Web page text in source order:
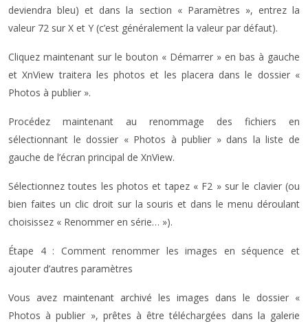
deviendra bleu) et dans la section « Paramètres », entrez la
valeur 72 sur X et Y (c’est généralement la valeur par défaut).
Cliquez maintenant sur le bouton « Démarrer » en bas à gauche
et XnView traitera les photos et les placera dans le dossier «
Photos à publier ».
Procédez maintenant au renommage des fichiers en
sélectionnant le dossier « Photos à publier » dans la liste de
gauche de l’écran principal de XnView.
Sélectionnez toutes les photos et tapez « F2 » sur le clavier (ou
bien faites un clic droit sur la souris et dans le menu déroulant
choisissez « Renommer en série… »).
Étape 4 : Comment renommer les images en séquence et
ajouter d’autres paramètres
Vous avez maintenant archivé les images dans le dossier «
Photos à publier », prêtes à être téléchargées dans la galerie